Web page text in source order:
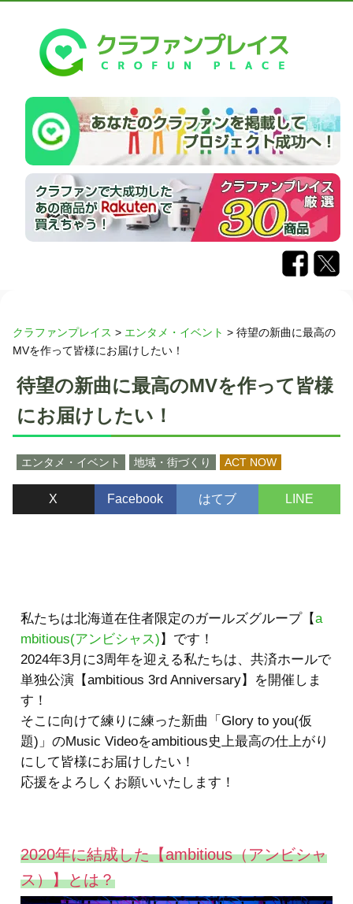
クラファンプレイス > エンタメ・イベント > 待望の新曲に最高の
MVを作って皆様にお届けしたい！
待望の新曲に最高のMVを作って皆様
にお届けしたい！
エンタメ・イベント 地域・街づくり ACT NOW
X Facebook はてブ LINE
私たちは北海道在住者限定のガールズグループ【a
mbitious(アンビシャス) 】です！
2024年3月に3周年を迎える私たちは、共済ホールで
単独公演【ambitious 3rd Anniversary】を開催しま
す！
そこに向けて練りに練った新曲「Glory to you(仮
題)」のMusic Videoをambitious史上最高の仕上がり
にして皆様にお届けしたい！
応援をよろしくお願いいたします！
2020年に結成した【ambitious（アンビシャ
ス）】とは？